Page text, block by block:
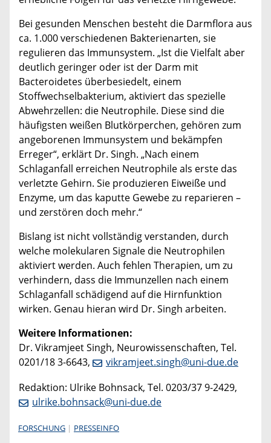
Bei gesunden Menschen besteht die Darmflora aus
ca. 1.000 verschiedenen Bakterienarten, sie
regulieren das Immunsystem. „Ist die Vielfalt aber
deutlich geringer oder ist der Darm mit
Bacteroidetes überbesiedelt, einem
Stoffwechselbakterium, aktiviert das spezielle
Abwehrzellen: die Neutrophile. Diese sind die
häufigsten weißen Blutkörperchen, gehören zum
angeborenen Immunsystem und bekämpfen
Erreger“, erklärt Dr. Singh. „Nach einem
Schlaganfall erreichen Neutrophile als erste das
verletzte Gehirn. Sie produzieren Eiweiße und
Enzyme, um das kaputte Gewebe zu reparieren –
und zerstören doch mehr.“
Bislang ist nicht vollständig verstanden, durch
welche molekularen Signale die Neutrophilen
aktiviert werden. Auch fehlen Therapien, um zu
verhindern, dass die Immunzellen nach einem
Schlaganfall schädigend auf die Hirnfunktion
wirken. Genau hieran wird Dr. Singh arbeiten.
Weitere Informationen:
Dr. Vikramjeet Singh, Neurowissenschaften, Tel.
0201/18 3-6643,
vikramjeet.singh@uni-due.de
Redaktion: Ulrike Bohnsack, Tel. 0203/37 9-2429,
ulrike.bohnsack@uni-due.de
FORSCHUNG PRESSEINFO